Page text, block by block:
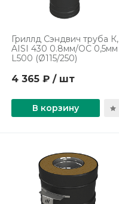
Гриллд Сэндвич труба К,
AISI 430 0.8мм/ОС 0,5мм
L500 (Ø115/250)
4 365 ₽ / шт
В корзину